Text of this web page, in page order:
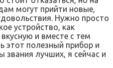
могут прийти новые,
Нужно просто
устройство, как
и вместе с тем
этот полезный прибор и
звания лучших, я сейчас и